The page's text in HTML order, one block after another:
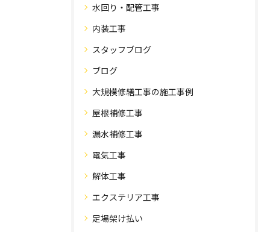
水回り・配管工事
内装工事
スタッフブログ
ブログ
大規模修繕工事の施工事例
屋根補修工事
漏水補修工事
電気工事
解体工事
エクステリア工事
足場架け払い